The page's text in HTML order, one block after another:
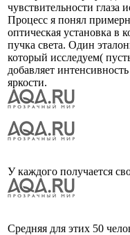
чувствительности глаза
Процесс я понял
оптическая установка в
пучка света. Один
который исследуем(
добавляет
яркости.
У каждого получается
Средняя для этих 50